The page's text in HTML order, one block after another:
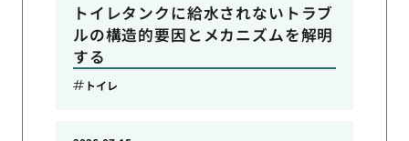
トイレタンクに給水されないトラブ
ルの構造的要因とメカニズムを解明
する
トイレ